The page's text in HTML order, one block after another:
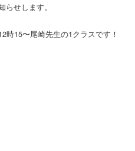
せします。
時15〜尾崎先生の1クラスです！